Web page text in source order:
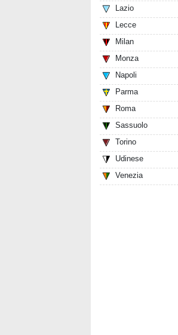
Lazio
Lecce
Milan
Monza
Napoli
Parma
Roma
Sassuolo
Torino
Udinese
Venezia